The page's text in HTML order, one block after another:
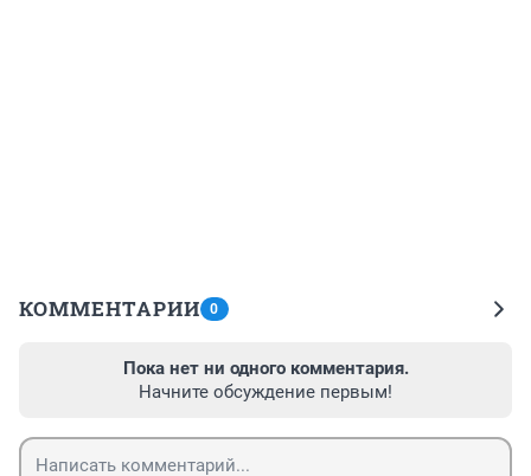
КОММЕНТАРИИ 0
Пока нет ни одного комментария.
Начните обсуждение первым!